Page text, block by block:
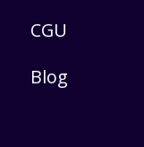
CGU
Blog